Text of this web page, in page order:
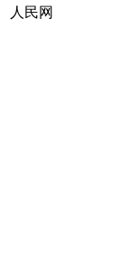
人民网